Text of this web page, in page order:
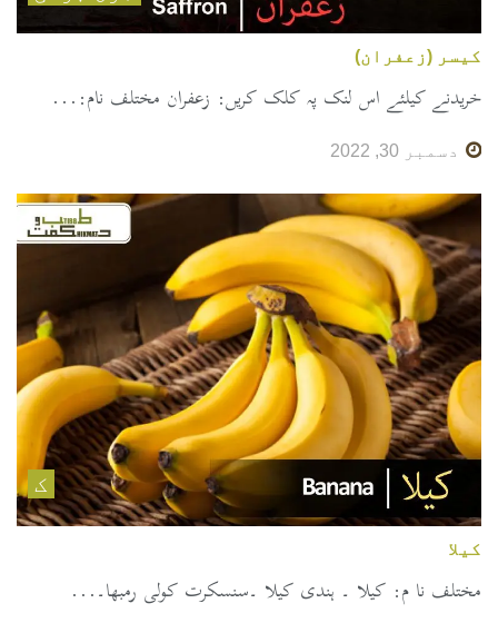
کیسر (زعفران)
خریدنے کیلئے اس لنک پہ کلک کریں: زعفران مختلف نام:...
دسمبر 30, 2022
ک
کیلا
مختلف نا م: کیلا ۔ ہندی کیلا ۔سنسکرت کولی رمبھا۔...